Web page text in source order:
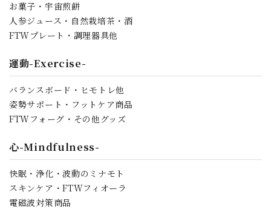
お菓子・宇宙煎餅
人参ジュース・自然栽培茶・酒
FTWプレート・調理器具他
運動-Exercise-
バランスボード・ヒモトレ他
姿勢サポート・フットケア商品
FTWフォーグ・その他グッズ
心-Mindfulness-
快眠・浄化・波動のミナモト
スキンケア・FTWフィオーラ
電磁波対策商品